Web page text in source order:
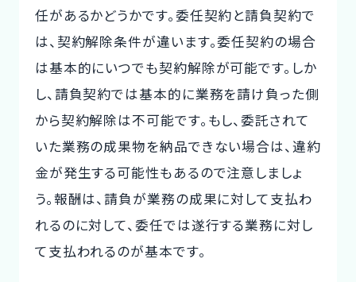
任があるかどうかです。委任契約と請負契約で
は、契約解除条件が違います。委任契約の場合
は基本的にいつでも契約解除が可能です。しか
し、請負契約では基本的に業務を請け負った側
から契約解除は不可能です。もし、委託されて
いた業務の成果物を納品できない場合は、違約
金が発生する可能性もあるので注意しましょ
う。報酬は、請負が業務の成果に対して支払わ
れるのに対して、委任では遂行する業務に対し
て支払われるのが基本です。